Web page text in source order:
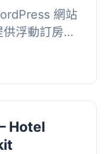
網站
浮動訂房
訂。, , 【主
Hotel